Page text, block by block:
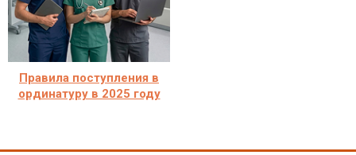
Правила поступления в
ординатуру в 2025 году